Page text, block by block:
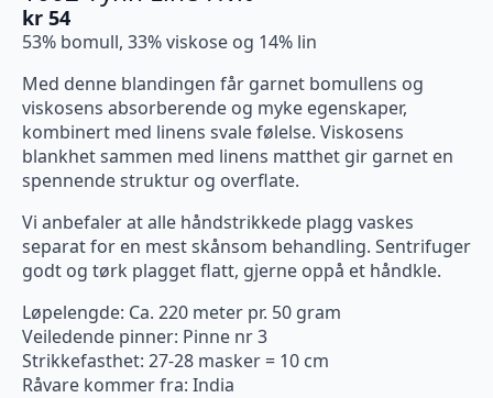
kr 54
53% bomull, 33% viskose og 14% lin
Med denne blandingen får garnet bomullens og
viskosens absorberende og myke egenskaper,
kombinert med linens svale følelse. Viskosens
blankhet sammen med linens matthet gir garnet en
spennende struktur og overflate.
Vi anbefaler at alle håndstrikkede plagg vaskes
separat for en mest skånsom behandling. Sentrifuger
godt og tørk plagget flatt, gjerne oppå et håndkle.
Løpelengde: Ca. 220 meter pr. 50 gram
Veiledende pinner: Pinne nr 3
Strikkefasthet: 27-28 masker = 10 cm
Råvare kommer fra: India